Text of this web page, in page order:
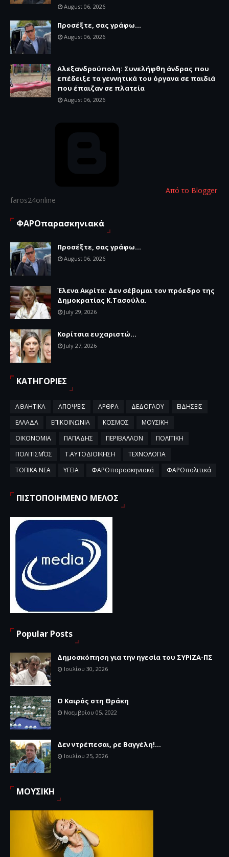
August 06, 2026
Προσέξτε, σας γράφω...
August 06, 2026
Αλεξανδρούπολη: Συνελήφθη άνδρας που
επέδειξε τα γεννητικά του όργανα σε παιδιά
που έπαιζαν σε πλατεία
August 06, 2026
Από το Blogger
faros24online
ΦΑΡΟπαρασκηνιακά
Προσέξτε, σας γράφω...
August 06, 2026
Έλενα Ακρίτα: Δεν σέβομαι τον πρόεδρο της
Δημοκρατίας Κ.Τασούλα.
July 29, 2026
Κορίτσια ευχαριστώ...
July 27, 2026
ΚΑΤΗΓΟΡΙΕΣ
ΑΘΛΗΤΙΚΑ ΑΠΟΨΕΙΣ ΑΡΘΡΑ ΔΕΔΟΓΛΟΥ
ΕΙΔΗΣΕΙΣ
ΕΛΛΑΔΑ
ΕΠΙΚΟΙΝΩΝΙΑ ΚΟΣΜΟΣ
ΜΟΥΣΙΚΗ
ΟΙΚΟΝΟΜΙΑ
ΠΑΠΑΔΗΣ ΠΕΡΙΒΑΛΛΟΝ
ΠΟΛΙΤΙΚΗ
ΠΟΛΙΤΙΣΜΌΣ
Τ.ΑΥΤΟΔΙΟΙΚΗΣΗ
ΤΕΧΝΟΛΟΓΙΑ
ΤΟΠΙΚΑ ΝΕΑ
ΥΓΕΙΑ ΦΑΡΟπαρασκηνιακά ΦΑΡΟπολιτικά
ΠΙΣΤΟΠΟΙΗΜΕΝΟ ΜΕΛΟΣ
Popular Posts
Δημοσκόπηση για την ηγεσία του ΣΥΡΙΖΑ-ΠΣ
Ιουλίου 30, 2026
Ο Καιρός στη Θράκη
Νοεμβρίου 05, 2022
Δεν ντρέπεσαι, ρε Βαγγέλη!...
Ιουλίου 25, 2026
ΜΟΥΣΙΚΗ